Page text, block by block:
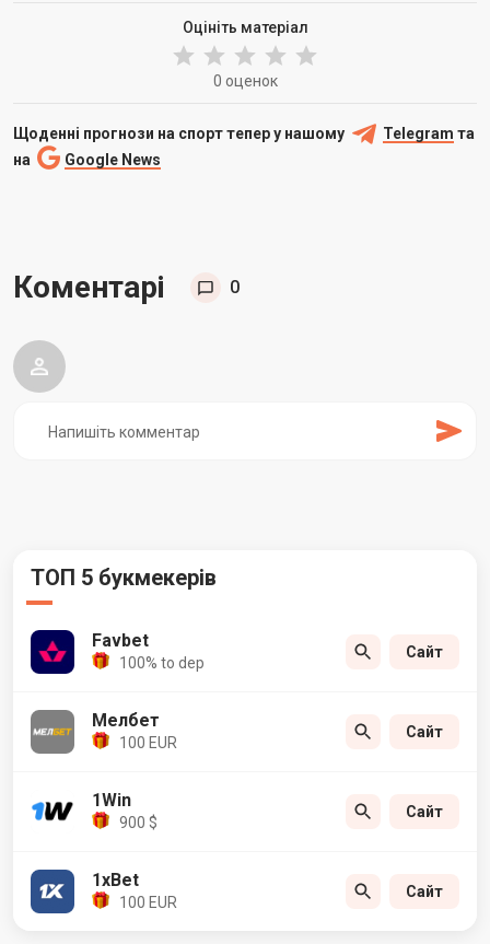
Оцініть матеріал
0 оценок
Щоденні прогнози на спорт тепер у нашому Telegram та
на
Google News
Коментарі 0
ТОП 5 букмекерів
Favbet
100% to dep
Сайт
Мелбет
100 EUR
Сайт
1Win
900 $
Сайт
1xBet
100 EUR
Сайт